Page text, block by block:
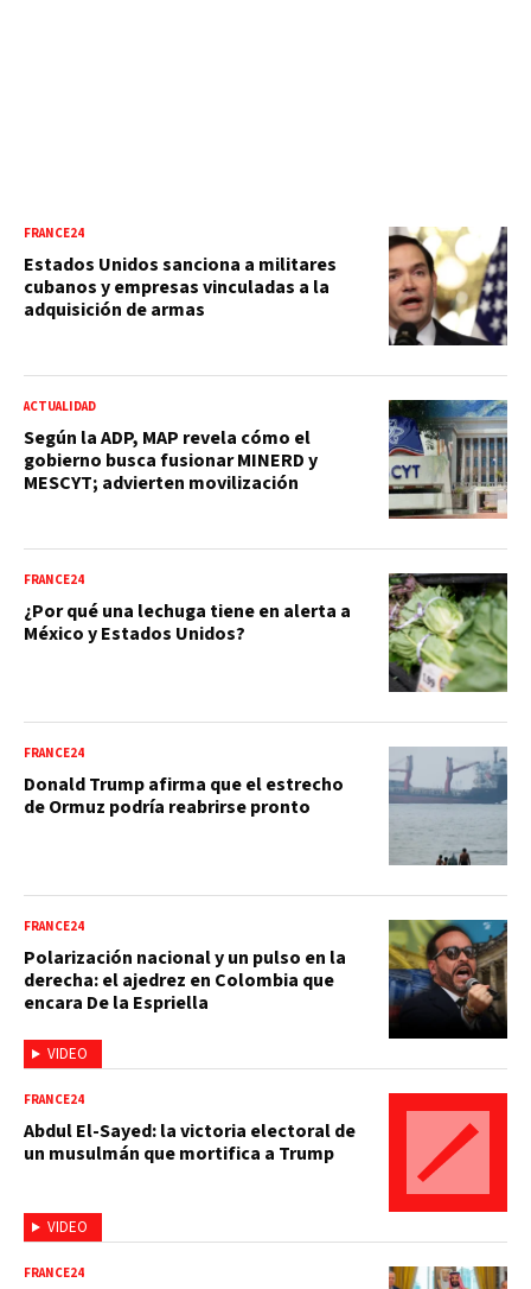
FRANCE24
Estados Unidos sanciona a militares
cubanos y empresas vinculadas a la
adquisición de armas
ACTUALIDAD
Según la ADP, MAP revela cómo el
gobierno busca fusionar MINERD y
MESCYT; advierten movilización
FRANCE24
¿Por qué una lechuga tiene en alerta a
México y Estados Unidos?
FRANCE24
Donald Trump afirma que el estrecho
de Ormuz podría reabrirse pronto
VIDEO
FRANCE24
Polarización nacional y un pulso en la
derecha: el ajedrez en Colombia que
encara De la Espriella
VIDEO
FRANCE24
Abdul El-Sayed: la victoria electoral de
un musulmán que mortifica a Trump
FRANCE24